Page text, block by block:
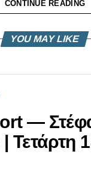
CONTINUE READING
YOU MAY LIKE
—
Τετάρτη